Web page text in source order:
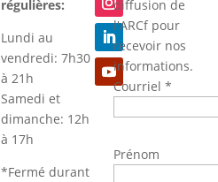
régulières:
Lundi au
vendredi: 7h30
à 21h
Samedi et
dimanche: 12h
à 17h
*Fermé durant
diffusion de
l'ARCf pour
recevoir nos
informations.
Courriel*
Prénom